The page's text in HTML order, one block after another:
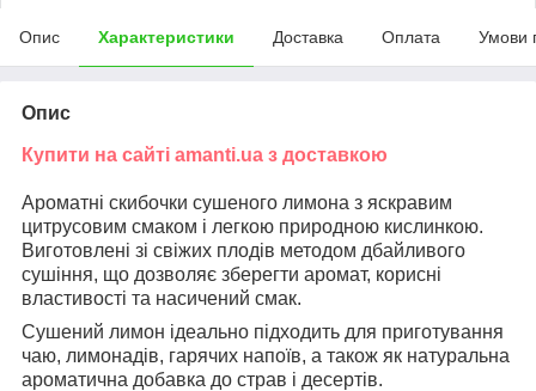
Опис Характеристики Доставка Оплата Умови
Опис
Купити на сайті amanti.ua з доставкою
Ароматні скибочки сушеного лимона з яскравим
цитрусовим смаком і легкою природною кислинкою.
Виготовлені зі свіжих плодів методом дбайливого
сушіння, що дозволяє зберегти аромат, корисні
властивості та насичений смак.
Сушений лимон ідеально підходить для приготування
чаю, лимонадів, гарячих напоїв, а також як натуральна
ароматична добавка до страв і десертів.